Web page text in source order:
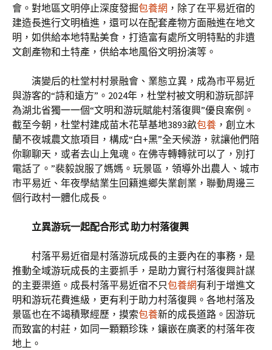
會。對地區文明停止深度發掘包養網 ，除了在平易近宿的
建造長進行文明植進，還可以在配套產物方面融進在地文
明，如供給本地特點美食，打造富有處所文明特點的非遺
文創產物和土特產，供給本地風俗文明扮演等。
演變后的杜堂村村景融會、業態立異，成為市平易近
與游客的“詩和遠方”。2024年，杜堂村被文明和游玩部評
為湖北省獨一一個“文明和游玩賦能村落復興”優良案例。
截至今朝，杜堂村建成苗木花草基地3893畝包養 ，創立木
蘭不夜城農文旅項目，構成“白+黑”全天候游，就讓他們陪
你聊聊天，或者去山上鬼魂。在佛寺轉轉就可以了，別打
電話了。”裴毅說服了媽媽。玩景區，領導外出農人、城市
市平易近、年夜學結業生回籍進鄉失業創業，聯動周邊三
個行政村一體化成長。
立異游玩一起配合形式 助力村落復興
村落平易近宿是村落游玩成長的主要內在的事務，是
推動全域游玩成長的主要抓手，是助力實行村落復興計謀
的主要渠道。成長村落平易近宿不只包養網有利于增進文
明和游玩花費進級，更有利于助力村落復興。各地村落及
景區也在不竭積聚經歷，摸索包養新的成長道路。因游玩
而致富的村莊，如同一顆顆珍珠，鑲嵌在廣袤的村落年夜
地上。